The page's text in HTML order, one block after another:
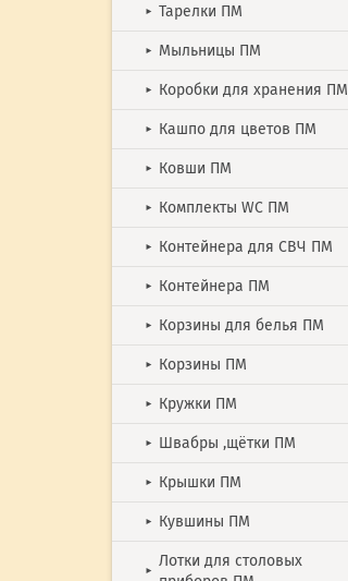
► Тарелки ПМ
► Мыльницы ПМ
► Коробки для хранения ПМ
► Кашпо для цветов ПМ
► Ковши ПМ
► Комплекты WC ПМ
► Контейнера для СВЧ ПМ
► Контейнера ПМ
► Корзины для белья ПМ
► Корзины ПМ
► Кружки ПМ
► Швабры ,щётки ПМ
► Крышки ПМ
► Кувшины ПМ
►
Лотки для столовых